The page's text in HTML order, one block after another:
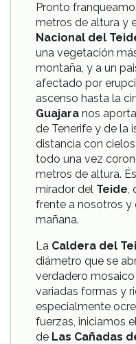
Pronto
metros de altura y
Nacional del
una vegetación
montaña, y a un
afectado por
ascenso hasta la
Guajara nos
de Tenerife y de la
distancia con
todo una vez
metros de altura.
mirador del Teide
frente a nosotros y
mañana.
La Caldera del
diámetro que se
verdadero
variadas formas y
especialmente
fuerzas, iniciamos
de Las Cañadas